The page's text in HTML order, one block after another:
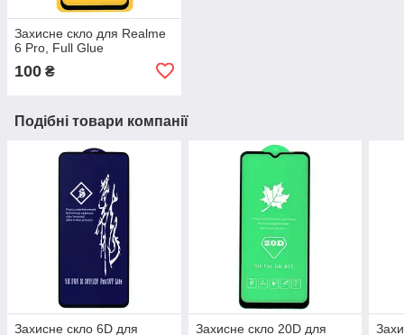
Захисне скло для Realme
6 Pro, Full Glue
100 ₴
Подібні товари компанії
Захисне скло 6D для
Захисне скло 20D для